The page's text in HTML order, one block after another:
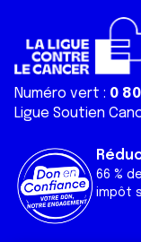
Numéro vert : 0
Ligue Soutien
66 %
impôt